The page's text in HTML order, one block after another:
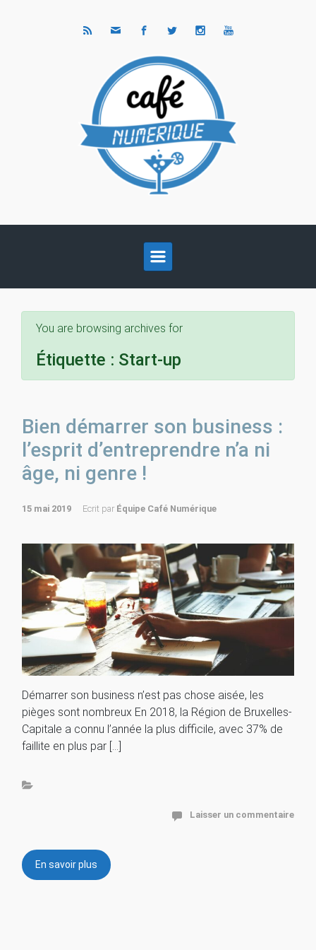
You are browsing archives for
Étiquette : Start-up
Bien démarrer son business :
l’esprit d’entreprendre n’a ni
âge, ni genre !
15 mai 2019 Ecrit par Équipe Café Numérique
Démarrer son business n’est pas chose aisée, les
pièges sont nombreux En 2018, la Région de Bruxelles-
Capitale a connu l’année la plus difficile, avec 37% de
faillite en plus par […]
Laisser un commentaire
En savoir plus